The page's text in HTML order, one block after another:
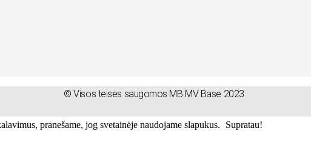
© Visos teisės saugomos MB MV Base 2023
pranešame, jog svetainėje naudojame slapukus. Supratau!